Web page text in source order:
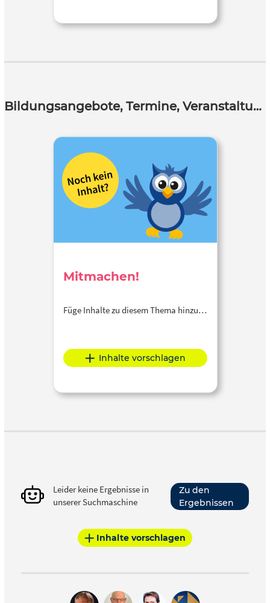
Bildungsangebote, Termine, Veranstaltungen
Mitmachen!
Füge Inhalte zu diesem Thema hinzu…
Inhalte vorschlagen
Leider keine Ergebnisse in
unserer Suchmaschine
Zu den
Ergebnissen
Inhalte vorschlagen